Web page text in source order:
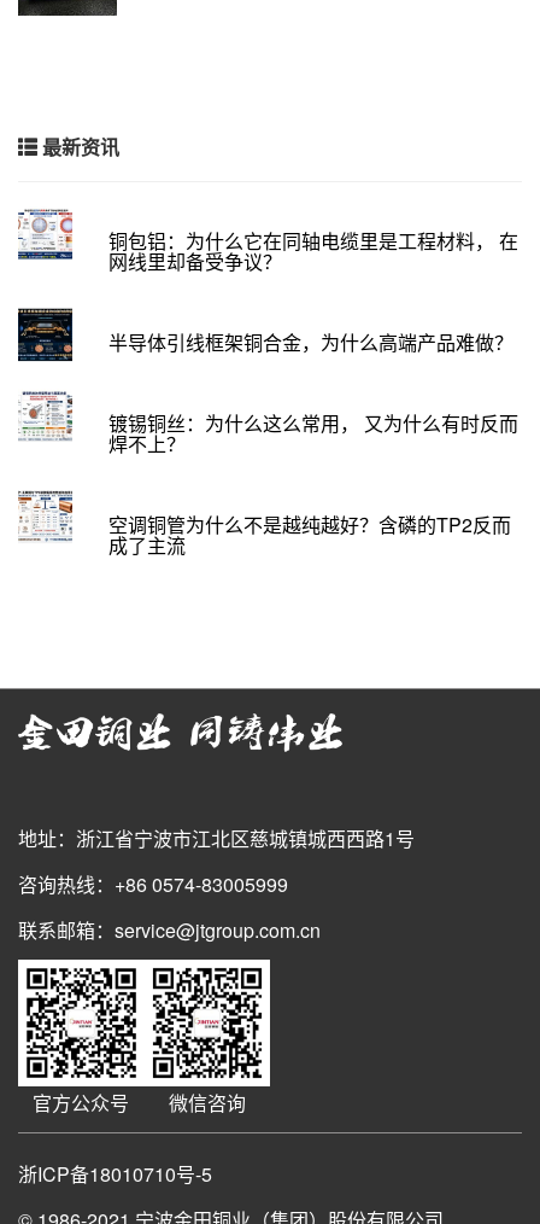
最新资讯
铜包铝：为什么它在同轴电缆里是工程材料， 在
网线里却备受争议？
半导体引线框架铜合金，为什么高端产品难做？
镀锡铜丝：为什么这么常用， 又为什么有时反而
焊不上？
空调铜管为什么不是越纯越好？含磷的TP2反而
成了主流
地址：浙江省宁波市江北区慈城镇城西西路1号
咨询热线：+86 0574-83005999
联系邮箱：service@jtgroup.com.cn
官方公众号 微信咨询
浙ICP备18010710号-5